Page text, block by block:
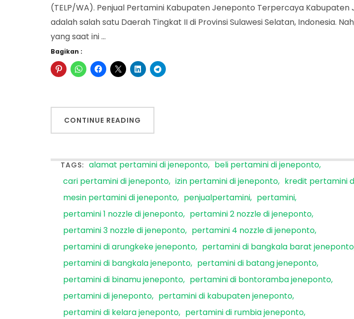
(TELP/WA). Penjual Pertamini Kabupaten Jeneponto Terpercaya Kabupaten
adalah salah satu Daerah Tingkat II di Provinsi Sulawesi Selatan, Indonesia.
yang saat ini …
Bagikan :
CONTINUE READING
TAGS: alamat pertamini di jeneponto beli pertamini di jeneponto
cari pertamini di jeneponto izin pertamini di jeneponto
kredit pertamini
mesin pertamini di jeneponto
penjualpertamini
pertamini
pertamini 1 nozzle di jeneponto
pertamini 2 nozzle di jeneponto
pertamini 3 nozzle di jeneponto
pertamini 4 nozzle di jeneponto
pertamini di arungkeke jeneponto
pertamini di bangkala barat jeneponto
pertamini di bangkala jeneponto
pertamini di batang jeneponto
pertamini di binamu jeneponto
pertamini di bontoramba jeneponto
pertamini di jeneponto
pertamini di kabupaten jeneponto
pertamini di kelara jeneponto
pertamini di rumbia jeneponto